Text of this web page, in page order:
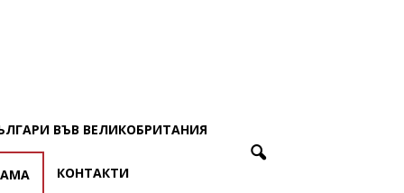
ВЪВ ВЕЛИКОБРИТАНИЯ
КОНТАКТИ